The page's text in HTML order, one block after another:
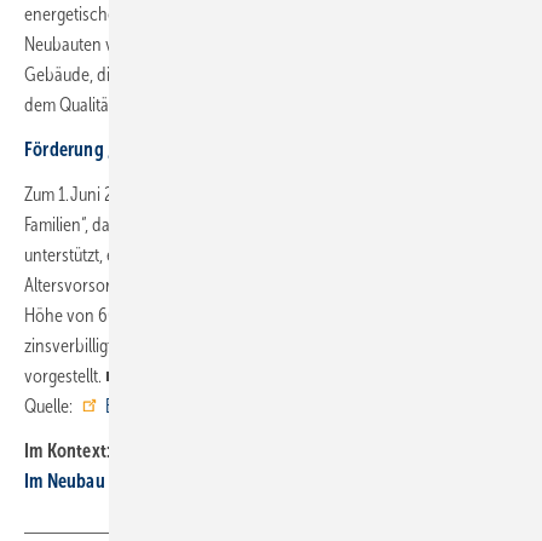
energetischen Standard eines Effizienzhauses 40 (EH 40) für
Neubauten vorweisen. Eine noch größere Unterstützung gibt es für
Gebäude, die zusätzlich über eine Nachhaltigkeitszertifizierung nach
dem Qualitätssiegel Nachhaltiges Gebäude (QNG) verfügen.
Förderung „Klimafreundlicher
Zum 1. Juni 2023 startet das Programm „Wohneigentumsförderung für
Familien“, das Familien mit kleinen und mittleren Einkommen dabei
unterstützt, ein eigenes Haus zu bauen und gleichzeitig etwas für die
Altersvorsorge zu machen. Familien mit einem Jahreseinkommen in
Höhe von 60 000 Euro (pro Kind plus 10 000 Euro) erhalten
zinsverbilligte Kredite. Die Förderkonditionen werden in Kürze
vorgestellt. ■
Quelle:
BMWSB
Im Kontext:
Im Neubau wird die Gas-Heizung auch ohne Verbot aussortiert